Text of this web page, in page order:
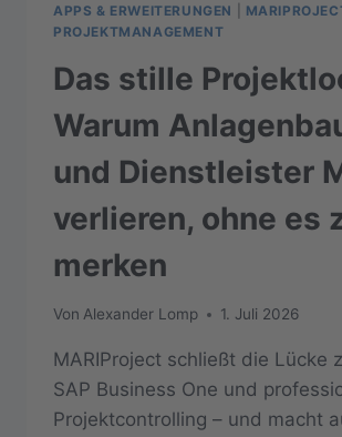
APPS & ERWEITERUNGEN
PROJEKTMANAGEMENT
Das stille
Warum
und Dienstleister
verlieren, ohne es
merken
Von Alexander Lomp 1. Juli 2026
MARIProject schließt die Lücke
SAP Business One und
Projektcontrolling – und macht